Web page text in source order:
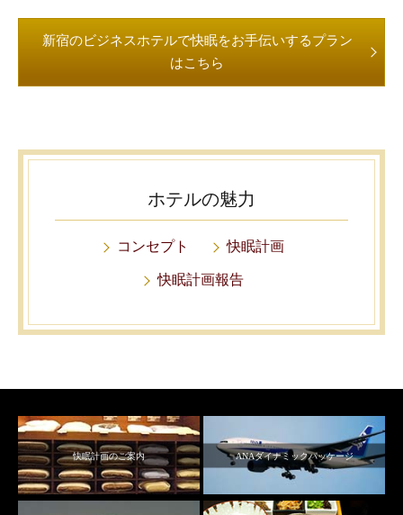
新宿のビジネスホテルで快眠をお手伝いするプラン
はこちら
ホテルの魅力
コンセプト 快眠計画
快眠計画報告
快眠計画のご案内 ANAダイナミックパッケージ